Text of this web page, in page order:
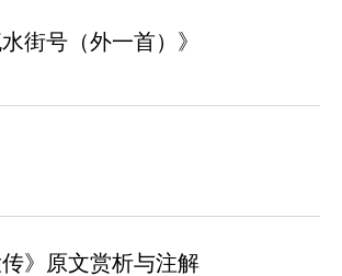
街号（外一首）》
》原文赏析与注解